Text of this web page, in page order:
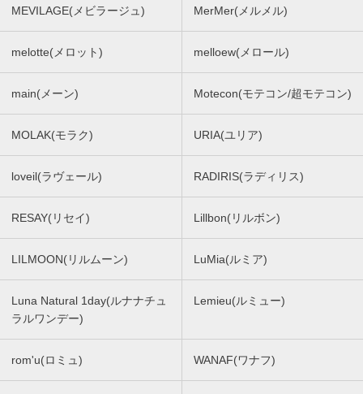
MEVILAGE(メビラージュ) MerMer(メルメル)
melotte(メロット) melloew(メロール)
main(メーン) Motecon(モテコン/超モテコン)
MOLAK(モラク) URIA(ユリア)
loveil(ラヴェール) RADIRIS(ラディリス)
RESAY(リセイ) Lillbon(リルボン)
LILMOON(リルムーン) LuMia(ルミア)
Luna Natural 1day(ルナナチュ
ラルワンデー)
Lemieu(ルミュー)
rom'u(ロミュ) WANAF(ワナフ)